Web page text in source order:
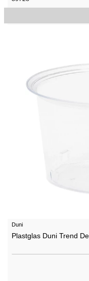
Duni
Plastglas Duni Trend